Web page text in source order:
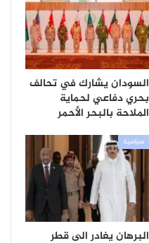
السودان يشارك في تحالف
بحري دفاعي لحماية
الملاحة بالبحر الأحمر
سياسية
البرهان يغادر الى قطر